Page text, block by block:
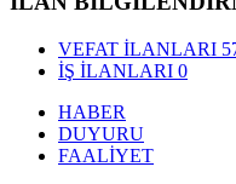
VEFAT İLANLARI
İŞ İLANLARI 0
HABER
DUYURU
FAALİYET